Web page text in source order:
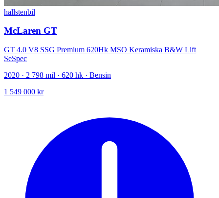
hallstenbil
McLaren GT
GT 4.0 V8 SSG Premium 620Hk MSO Keramiska B&W Lift
SeSpec
2020 · 2 798 mil · 620 hk · Bensin
1 549 000 kr